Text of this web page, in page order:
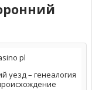
pl
уезд – генеалогия